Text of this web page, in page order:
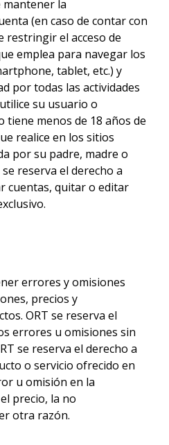
mantener la
(en caso de contar con
restringir el acceso de
emplea para navegar los
tablet, etc.) y
por todas las actividades
su usuario o
tiene menos de 18 años de
realice en los sitios
por su padre, madre o
reserva el derecho a
cuentas, quitar o editar
errores y omisiones
precios y
ORT se reserva el
errores u omisiones sin
se reserva el derecho a
o servicio ofrecido en
u omisión en la
precio, la no
otra razón.